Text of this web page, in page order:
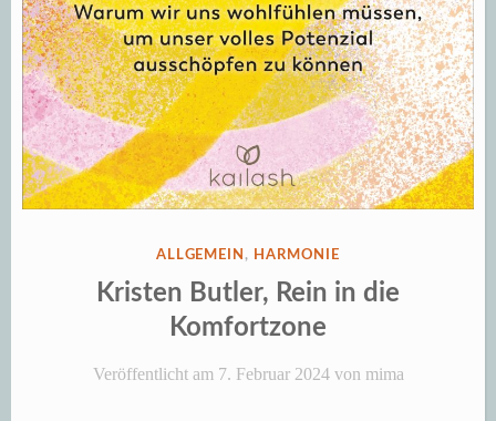
VERÖFFENTLICHT
ALLGEMEIN , HARMONIE
Kristen Butler, Rein in die
Komfortzone
Veröffentlicht am 7. Februar 2024von mima